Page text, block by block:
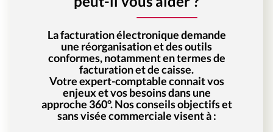
La facturation électronique demande
une réorganisation et des outils
conformes, notamment en termes de
facturation et de caisse.
Votre expert-comptable connait vos
enjeux et vos besoins dans une
approche 360°. Nos conseils objectifs et
sans visée commerciale visent à :